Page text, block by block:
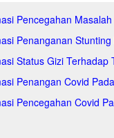
Pencegahan
Penanganan
Status Gizi Terhadap
Penangan Covid
Pencegahan Covid